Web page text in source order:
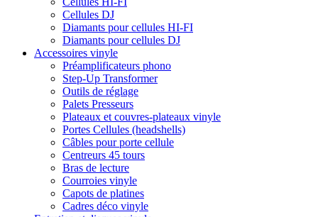
Cellules DJ
Diamants pour cellules HI-FI
Diamants pour cellules DJ
Accessoires vinyle
Préamplificateurs phono
Step-Up Transformer
Outils de réglage
Palets Presseurs
Plateaux et couvres-plateaux vinyle
Portes Cellules (headshells)
Câbles pour porte cellule
Centreurs 45 tours
Bras de lecture
Courroies vinyle
Capots de platines
Cadres déco vinyle